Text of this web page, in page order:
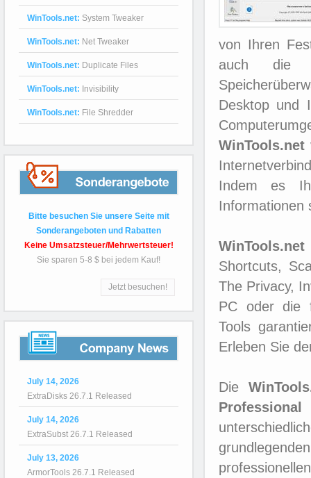
von Ihren
auch die
Desktop und
WinTools.net
Indem es
Informationen
WinTools.net
Shortcuts,
The Privacy,
PC oder die
Tools
Erleben Sie
Die
Professional
WinTools.net: System Tweaker
WinTools.net: Net Tweaker
WinTools.net: Duplicate Files
WinTools.net: Invisibility
WinTools.net: File Shredder
Bitte besuchen Sie unsere Seite mit
Sonderangeboten und Rabatten
Keine Umsatzsteuer/Mehrwertsteuer!
Sie sparen 5-8 $ bei jedem Kauf!
Jetzt besuchen!
July 14, 2026
ExtraDisks 26.7.1 Released
July 14, 2026
ExtraSubst 26.7.1 Released
July 13, 2026
ArmorTools 26.7.1 Released